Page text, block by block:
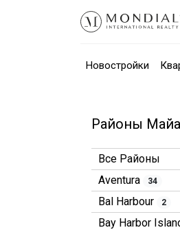
Новостройки
Районы
Все Районы
Aventura
34
Bal Harbour 2
Bay Harbor